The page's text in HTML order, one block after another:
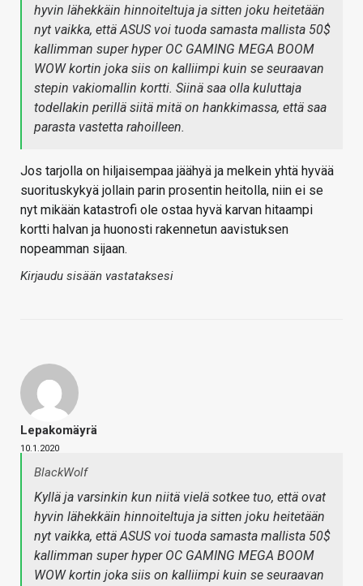
hyvin lähekkäin hinnoiteltuja ja sitten joku heitetään
nyt vaikka, että ASUS voi tuoda samasta mallista 50$
kallimman super hyper OC GAMING MEGA BOOM
WOW kortin joka siis on kalliimpi kuin se seuraavan
stepin vakiomallin kortti. Siinä saa olla kuluttaja
todellakin perillä siitä mitä on hankkimassa, että saa
parasta vastetta rahoilleen.
Jos tarjolla on hiljaisempaa jäähyä ja melkein yhtä hyvää
suorituskykyä jollain parin prosentin heitolla, niin ei se
nyt mikään katastrofi ole ostaa hyvä karvan hitaampi
kortti halvan ja huonosti rakennetun aavistuksen
nopeamman sijaan.
Kirjaudu sisään vastataksesi
Lepakomäyrä
10.1.2020
BlackWolf
Kyllä ja varsinkin kun niitä vielä sotkee tuo, että ovat
hyvin lähekkäin hinnoiteltuja ja sitten joku heitetään
nyt vaikka, että ASUS voi tuoda samasta mallista 50$
kallimman super hyper OC GAMING MEGA BOOM
WOW kortin joka siis on kalliimpi kuin se seuraavan